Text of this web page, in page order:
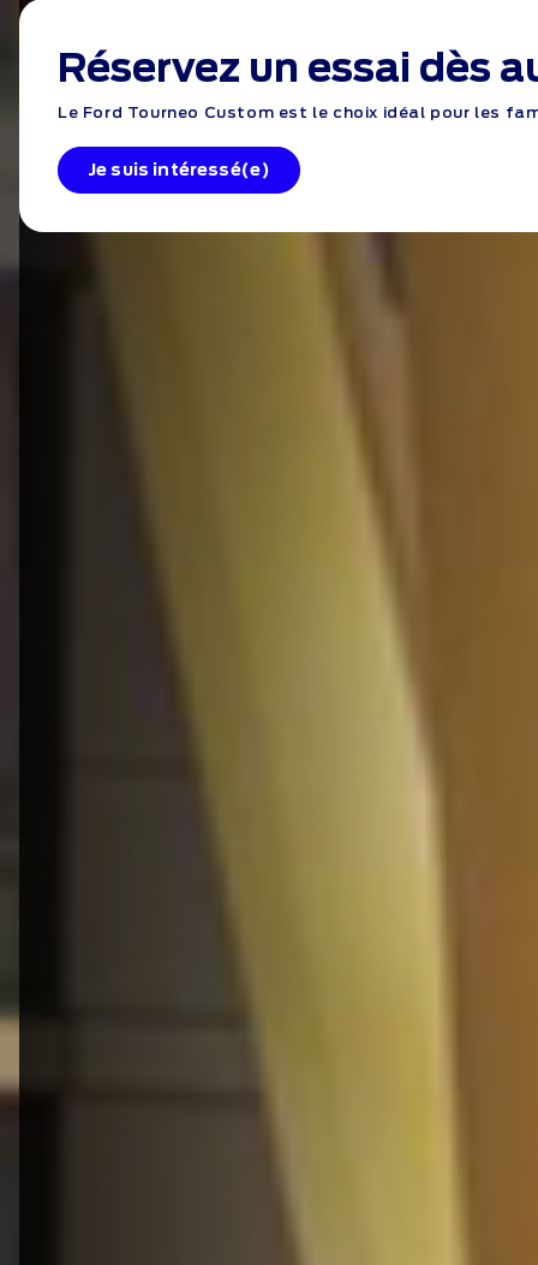
Réservez un essai dès
Le Ford Tourneo Custom est le choix idéal pour les
Je suis intéressé(e)